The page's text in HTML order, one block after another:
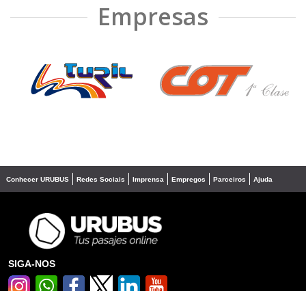
Empresas
❮ ❯
Conhecer URUBUS Redes Sociais Imprensa Empregos Parceiros Ajuda
SIGA-NOS